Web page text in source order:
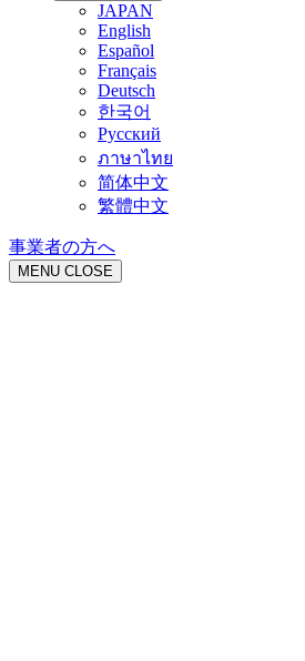
JAPAN
English
Español
Français
Deutsch
한국어
Русский
ภาษาไทย
简体中文
繁體中文
事業者の方へ
MENU CLOSE